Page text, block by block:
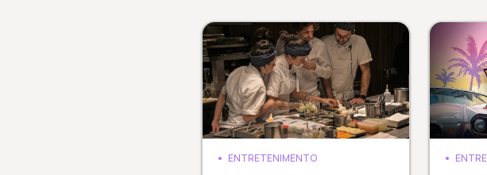
ENTRETENIMENTO